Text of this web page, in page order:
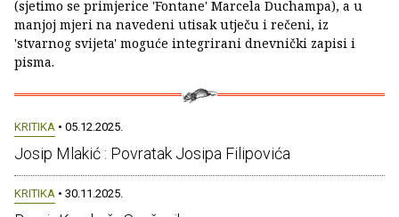
(sjetimo se primjerice 'Fontane' Marcela Duchampa), a u
manjoj mjeri na navedeni utisak utječu i rečeni, iz
'stvarnog svijeta' moguće integrirani dnevnički zapisi i
pisma.
KRITIKA • 05.12.2025.
Josip Mlakić : Povratak Josipa Filipovića
KRITIKA • 30.11.2025.